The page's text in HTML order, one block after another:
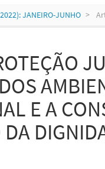
JANEIRO-JUNHO
E A